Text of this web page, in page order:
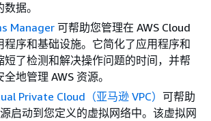
据。
Manager 可帮助您管理在 AWS Cloud
程序和基础设施。它简化了应用程序和
短了检测和解决操作问题的时间，并帮
地管理 AWS 资源。
Private Cloud（亚马逊 VPC） 可帮助
启动到您定义的虚拟网络中。该虚拟网